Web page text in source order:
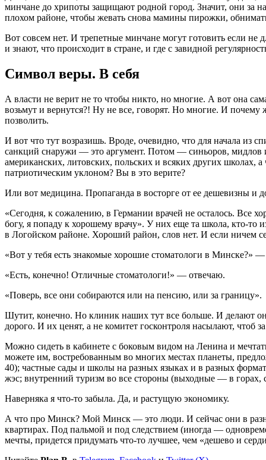
минчане до хрипоты защищают родной город. Значит, они за
плохом районе, чтобы жевать снова мамины пирожки,
Вот совсем нет. И трепетные минчане могут готовить если не
и знают, что происходит в стране, и где с завидной
Символ веры. В себя
А власти не верит не то чтобы никто, но многие. А вот она
возьмут и вернутся?! Ну не все, говорят. Но многие. И
позволить.
И вот что тут возразишь. Вроде, очевидно, что для начала из
санкций снаружи — это аргумент. Потом — синьоров, мидлов
американских, литовских, польских и всяких других школах,
патриотическим уклоном? Вы в это верите?
Или вот медицина. Пропаганда в восторге от ее дешевизны и
«Сегодня, к сожалению, в Германии врачей не осталось. Все
богу, я попаду к хорошему врачу». У них еще та школа, кто-
в Логойском районе. Хороший район, слов нет. И если ничем
«Вот у тебя есть знакомые хорошие стоматологи в
«Есть, конечно! Отличные стоматологи!» — отвечаю.
«Поверь, все они собираются или на пенсию, или за границу».
Шутит, конечно. Но клиник наших тут все больше. И делают
дорого. И их ценят, а не комитет госконтроля насылают, чтоб
Можно сидеть в кабинете с боковым видом на Ленина и
можете им, востребованным во многих местах планеты,
40); частные сады и школы на разных языках и в разных
жэс; внутренний туризм во все стороны (выходные — в
Наверняка я что-то забыла. Да, и растущую экономику.
А что про Минск? Мой Минск — это люди. И сейчас они в
квартирах. Под пальмой и под следствием (иногда —
мечты, придется придумать что-то лучшее, чем «дешево и